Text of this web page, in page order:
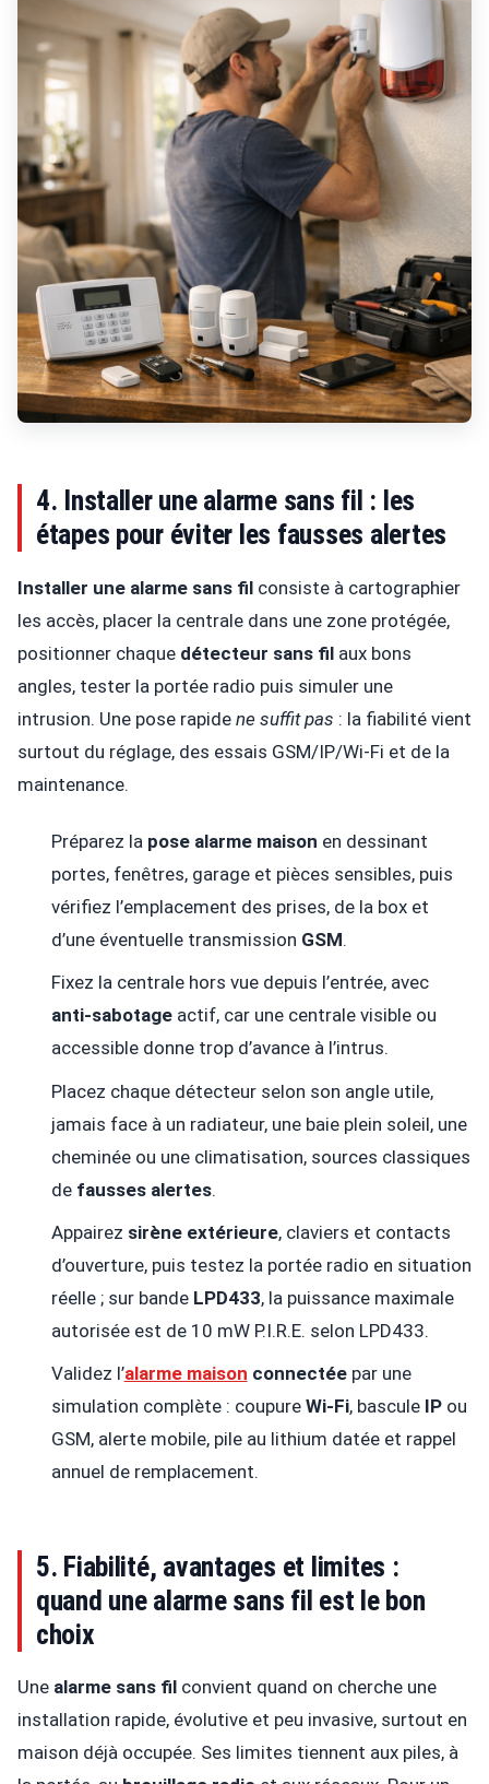
4. Installer une alarme sans fil : les
étapes pour éviter les fausses alertes
Installer une alarme sans fil consiste à cartographier
les accès, placer la centrale dans une zone protégée,
positionner chaque détecteur sans fil aux bons
angles, tester la portée radio puis simuler une
intrusion. Une pose rapide ne suffit pas : la fiabilité vient
surtout du réglage, des essais GSM/IP/Wi-Fi et de la
maintenance.
Préparez la pose alarme maison en dessinant
portes, fenêtres, garage et pièces sensibles, puis
vérifiez l’emplacement des prises, de la box et
d’une éventuelle transmission GSM.
Fixez la centrale hors vue depuis l’entrée, avec
anti-sabotageactif, car une centrale visible ou
accessible donne trop d’avance à l’intrus.
Placez chaque détecteur selon son angle utile,
jamais face à un radiateur, une baie plein soleil, une
cheminée ou une climatisation, sources classiques
de fausses alertes.
Appairez sirène extérieure, claviers et contacts
d’ouverture, puis testez la portée radio en situation
réelle ; sur bande LPD433, la puissance maximale
autorisée est de 10 mW P.I.R.E. selon LPD433.
Validez l’alarme maison connectéepar une
simulation complète : coupure Wi-Fi, bascule IPou
GSM, alerte mobile, pile au lithium datée et rappel
annuel de remplacement.
5. Fiabilité, avantages et limites :
quand une alarme sans fil est le bon
choix
Une alarme sans fil convient quand on cherche une
installation rapide, évolutive et peu invasive, surtout en
maison déjà occupée. Ses limites tiennent aux piles, à